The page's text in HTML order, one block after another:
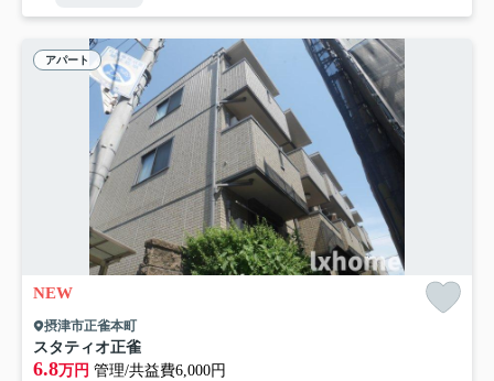
アパート
NEW
摂津市正雀本町
スタティオ正雀
6.8万円 管理/共益費6,000円